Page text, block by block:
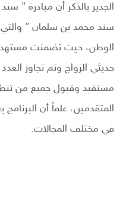
الجدير بالذكر أن مبادرة ”
سند محمد بن سلمان ”
حديثي الزواج وتم تجاوز
مستفيد وقبول جميع من
المتقدمين، علماً أن
في مختلف المجالات.